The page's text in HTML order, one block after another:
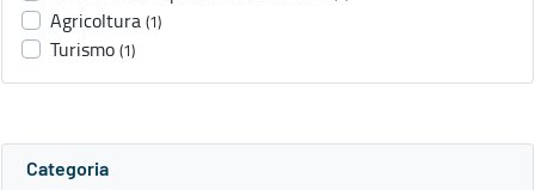
Agricoltura (1)
Turismo (1)
Categoria